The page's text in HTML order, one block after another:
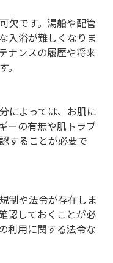
欠です。湯船や配管
入浴が難しくなりま
ナンスの履歴や将来
によっては、お肌に
ーの有無や肌トラブ
することが必要で
制や法令が存在しま
認しておくことが必
利用に関する法令な